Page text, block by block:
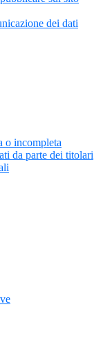
dei dati
o incompleta
da parte dei titolari